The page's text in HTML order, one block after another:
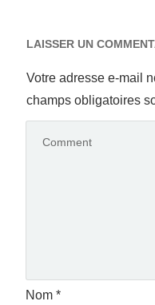
LAISSER UN
Votre adresse e-mail
champs obligatoires
Nom *